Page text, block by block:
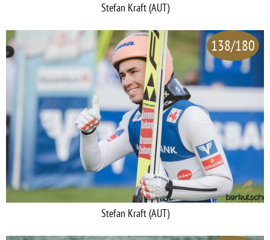
Stefan Kraft (AUT)
138/180
Stefan Kraft (AUT)